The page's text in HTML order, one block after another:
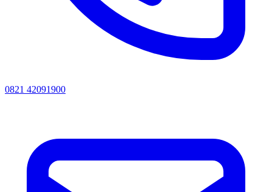
0821 42091900